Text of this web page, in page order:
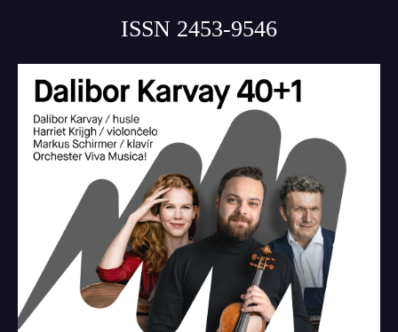
ISSN 2453-9546